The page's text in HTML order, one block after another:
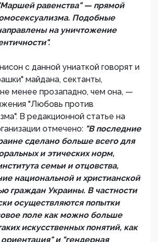
равенства" — прямой
Подобные
на уничтожение
с данной униаткой говорят и
майдана, сектанты,
менее прозападно, чем она, —
"Любовь против
В редакционной статье на
отмечено: "В последние
сделано больше всего для
и этических норм,
семьи и отцовства,
национальной и христианской
граждан Украины. В частности
осуществляются попытки
поле как можно больше
искусственных понятий, как
ориентация" и "гендерная